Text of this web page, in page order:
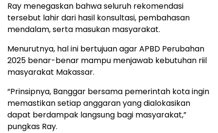
Ray menegaskan bahwa seluruh rekomendasi
tersebut lahir dari hasil konsultasi, pembahasan
mendalam, serta masukan masyarakat.
Menurutnya, hal ini bertujuan agar APBD Perubahan
2025 benar-benar mampu menjawab kebutuhan riil
masyarakat Makassar.
“Prinsipnya, Banggar bersama pemerintah kota ingin
memastikan setiap anggaran yang dialokasikan
dapat berdampak langsung bagi masyarakat,”
pungkas Ray.